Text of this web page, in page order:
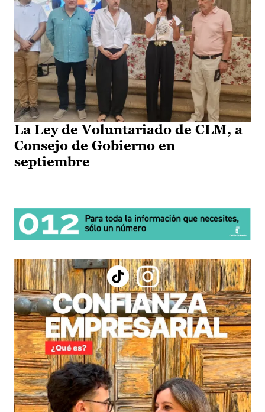
La Ley de Voluntariado de CLM, a
Consejo de Gobierno en
septiembre